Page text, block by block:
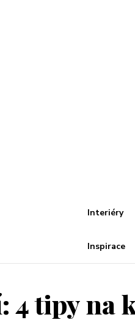
Interiéry
Inspirace
4 tipy na